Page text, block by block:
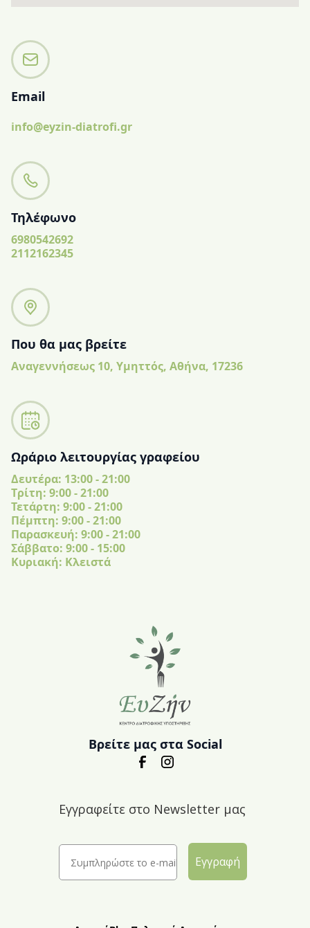
Email
info@eyzin-diatrofi.gr
Τηλέφωνο
6980542692
2112162345
Που θα μας βρείτε
Αναγεννήσεως 10, Υμηττός, Αθήνα, 17236
Ωράριο λειτουργίας γραφείου
Δευτέρα: 13:00 - 21:00
Tρίτη: 9:00 - 21:00
Τετάρτη: 9:00 - 21:00
Πέμπτη: 9:00 - 21:00
Παρασκευή: 9:00 - 21:00
Σάββατο: 9:00 - 15:00
Κυριακή: Κλειστά
Βρείτε μας στα Social
Εγγραφείτε στο Newsletter μας
Εγγραφή